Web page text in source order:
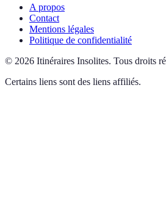
A propos
Contact
Mentions légales
Politique de confidentialité
© 2026 Itinéraires Insolites. Tous droits
Certains liens sont des liens affiliés.